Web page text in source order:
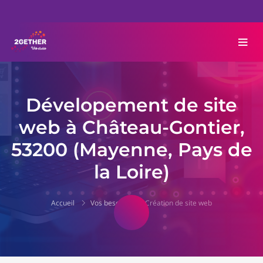
Dévelopement de site
web à Château-Gontier,
53200 (Mayenne, Pays de
la Loire)
Accueil Vos besoins Création de site web